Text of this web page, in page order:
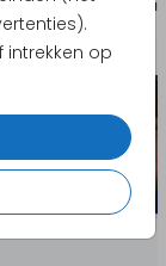
intrekken op